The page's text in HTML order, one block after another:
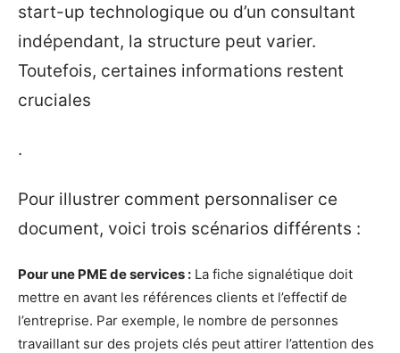
start-up technologique ou d’un consultant
indépendant, la structure peut varier.
Toutefois, certaines informations restent
cruciales
.
Pour illustrer comment personnaliser ce
document, voici trois scénarios différents :
Pour une PME de services : La fiche signalétique doit
mettre en avant les références clients et l’effectif de
l’entreprise. Par exemple, le nombre de personnes
travaillant sur des projets clés peut attirer l’attention des